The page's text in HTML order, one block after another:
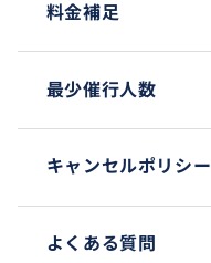
料金補足
最少催行人数
キャンセルポリシー
よくある質問